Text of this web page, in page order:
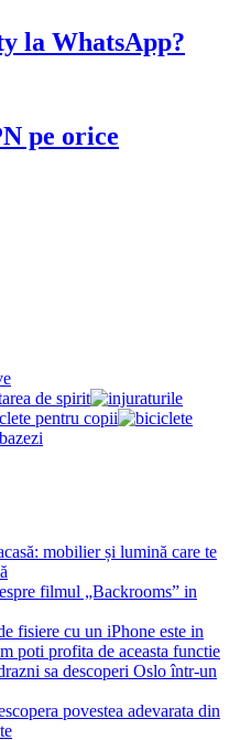
la WhatsApp?
pe orice
de spirit
pentru copii
mobilier și lumină care te
filmul „Backrooms” in
fisiere cu un iPhone este in
poti profita de aceasta functie
sa descoperi Oslo într-un
povestea adevarata din